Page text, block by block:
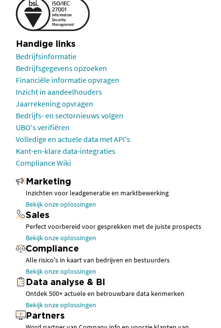
Handige links
Bedrijfsinformatie
Bedrijfsgegevens opzoeken
Financiële informatie opvragen
Inzicht in aandeelhouders
Jaarrekening opvragen
Bedrijfs- en sectornieuws volgen
UBO's verifiëren
Volledige en actuele data met API's
Kant-en-klare data-integraties
Compliance Wiki
Marketing
Inzichten voor leadgeneratie en marktbewerking
Bekijk onze oplossingen
Sales
Perfect voorbereid voor gesprekken met de juiste prospects
Bekijk onze oplossingen
Compliance
Alle risico's in kaart van bedrijven en bestuurders
Bekijk onze oplossingen
Data analyse & BI
Ontdek 500+ actuele en betrouwbare data kenmerken
Bekijk onze oplossingen
Partners